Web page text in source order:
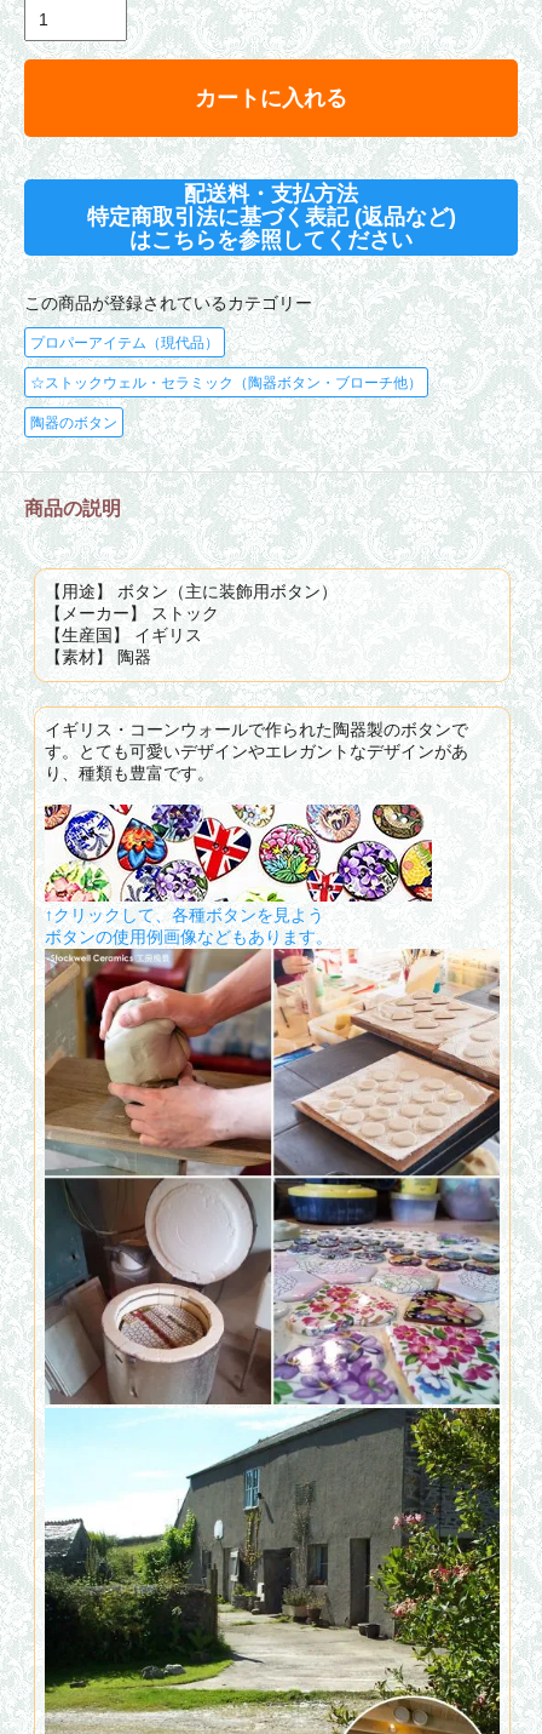
カートに入れる
配送料・支払方法
特定商取引法に基づく表記 (返品など)
はこちらを参照してください
この商品が登録されているカテゴリー
プロパーアイテム（現代品）
☆ストックウェル・セラミック（陶器ボタン・ブローチ他）
陶器のボタン
商品の説明
【用途】 ボタン（主に装飾用ボタン）
【メーカー】 ストック
【生産国】 イギリス
【素材】 陶器
イギリス・コーンウォールで作られた陶器製のボタンで
す。とても可愛いデザインやエレガントなデザインがあ
り、種類も豊富です。
↑クリックして、各種ボタンを見よう
ボタンの使用例画像などもあります。